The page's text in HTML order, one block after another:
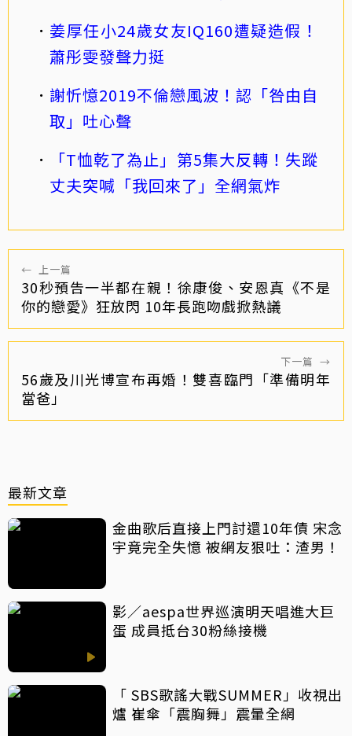
姜厚任小24歲女友IQ160遭疑造假！
蕭彤雯發聲力挺
謝忻憶2019不倫戀風波！認「咎由自
取」吐心聲
「T恤乾了為止」第5集大反轉！失蹤
丈夫突喊「我回來了」全網氣炸
← 上一篇
30秒預告一半都在親！徐康俊、安恩真《不是
你的戀愛》狂放閃 10年長跑吻戲掀熱議
下一篇 →
56歲及川光博宣布再婚！雙喜臨門「準備明年
當爸」
最新文章
金曲歌后直接上門討還10年債 宋念
宇竟完全失憶 被網友狠吐：渣男！
影／aespa世界巡演明天唱進大巨
蛋 成員抵台30粉絲接機
「 SBS歌謠大戰SUMMER」收視出
爐 崔傘「震胸舞」震暈全網